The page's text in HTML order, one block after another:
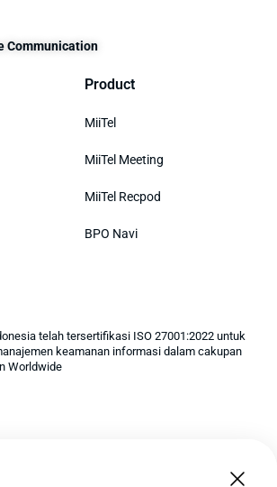
Communication
Product
MiiTel
MiiTel Meeting
MiiTel Recpod
BPO Navi
telah tersertifikasi ISO 27001:2022 untuk
keamanan informasi dalam cakupan
Worldwide
dan Informasi Indonesia 069/TEL.02.07/2024.